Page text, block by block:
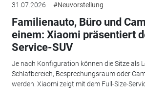
31.07.2026 #Neuvorstellung
Familienauto, Büro und
einem: Xiaomi präsentiert
Service-SUV
Je nach Konfiguration können die Sitze als
Schlafbereich, Besprechungsraum oder
werden. Xiaomi zeigt mit dem Full-Size-